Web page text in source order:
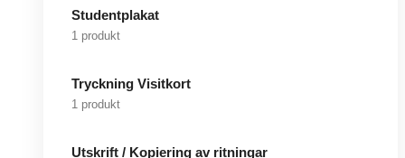
Studentplakat
1 produkt
Tryckning Visitkort
1 produkt
Utskrift / Kopiering av ritningar